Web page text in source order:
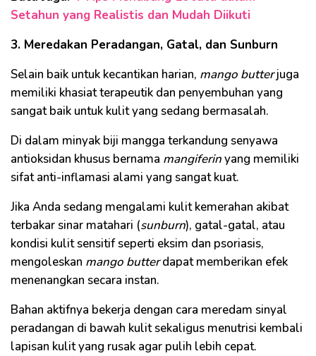
Setahun yang Realistis dan Mudah Diikuti
3. Meredakan Peradangan, Gatal, dan Sunburn
Selain baik untuk kecantikan harian, mango butterjuga
memiliki khasiat terapeutik dan penyembuhan yang
sangat baik untuk kulit yang sedang bermasalah.
Di dalam minyak biji mangga terkandung senyawa
antioksidan khusus bernama mangiferinyang memiliki
sifat anti-inflamasi alami yang sangat kuat.
Jika Anda sedang mengalami kulit kemerahan akibat
terbakar sinar matahari (sunburn), gatal-gatal, atau
kondisi kulit sensitif seperti eksim dan psoriasis,
mengoleskan mango butterdapat memberikan efek
menenangkan secara instan.
Bahan aktifnya bekerja dengan cara meredam sinyal
peradangan di bawah kulit sekaligus menutrisi kembali
lapisan kulit yang rusak agar pulih lebih cepat.